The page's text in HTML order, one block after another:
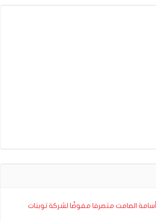
الصامت متصرفا مفوضًا لشركة توبنات